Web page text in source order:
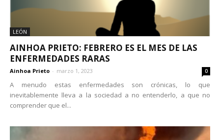
LEÓN
AINHOA PRIETO: FEBRERO ES EL MES DE LAS
ENFERMEDADES RARAS
Ainhoa Prieto - marzo 1, 2023 0
A menudo estas enfermedades son crónicas, lo que
inevitablemente lleva a la sociedad a no entenderlo, a que no
comprender que el...